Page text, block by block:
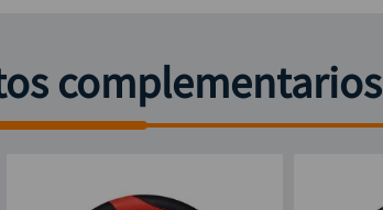
complementarios